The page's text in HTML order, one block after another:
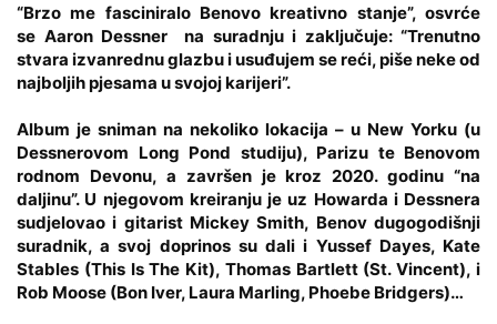
“Brzo me fasciniralo Benovo kreativno stanje”, osvrće
se Aaron Dessner na suradnju i zaključuje: “Trenutno
stvara izvanrednu glazbu i usuđujem se reći, piše neke od
najboljih pjesama u svojoj karijeri”.
Album je sniman na nekoliko lokacija – u New Yorku (u
Dessnerovom Long Pond studiju), Parizu te Benovom
rodnom Devonu, a završen je kroz 2020. godinu “na
daljinu”. U njegovom kreiranju je uz Howarda i Dessnera
sudjelovao i gitarist Mickey Smith, Benov dugogodišnji
suradnik, a svoj doprinos su dali i Yussef Dayes, Kate
Stables (This Is The Kit), Thomas Bartlett (St. Vincent), i
Rob Moose (Bon Iver, Laura Marling, Phoebe Bridgers)…